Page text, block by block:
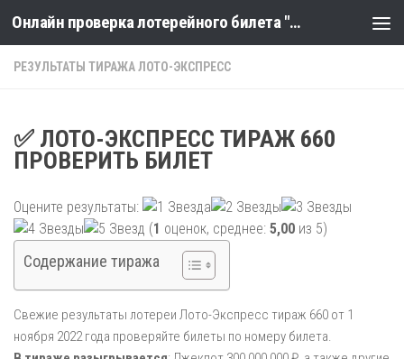
Skip to content Онлайн проверка лотерейного билета "Столото" по номеру тиража
РЕЗУЛЬТАТЫ ТИРАЖА ЛОТО-ЭКСПРЕСС
✅ ЛОТО-ЭКСПРЕСС ТИРАЖ 660
ПРОВЕРИТЬ БИЛЕТ
Оцените результаты:
(1 оценок, среднее: 5,00 из 5)
Содержание тиража
Свежие результаты лотереи Лото-Экспресс тираж 660 от 1
ноября 2022 года проверяйте билеты по номеру билета.